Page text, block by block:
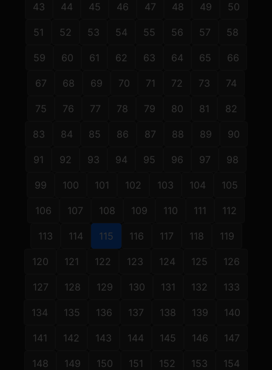
43 44 45 46 47 48 49 50
51 52 53 54 55 56 57 58
59 60 61 62 63 64 65 66
67 68 69 70 71 72 73 74
75 76 77 78 79 80 81 82
83 84 85 86 87 88 89 90
91 92 93 94 95 96 97 98
99 100 101 102 103 104 105
106 107 108 109 110 111 112
113 114 115 116 117 118 119
120 121 122 123 124 125 126
127 128 129 130 131 132 133
134 135 136 137 138 139 140
141 142 143 144 145 146 147
148 149 150 151 152 153 154